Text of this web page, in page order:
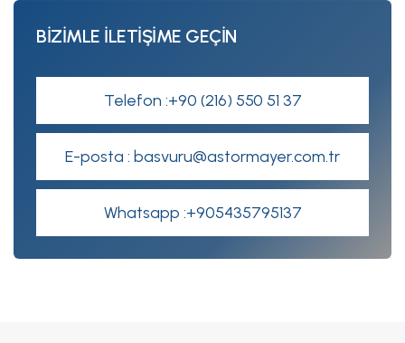
BİZİMLE İLETİŞİME GEÇİN
Telefon :+90 (216) 550 51 37
E-posta : basvuru@astormayer.com.tr
Whatsapp :+905435795137